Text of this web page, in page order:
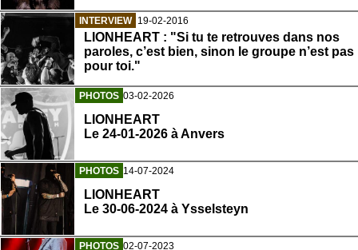
INTERVIEW 19-02-2016
LIONHEART : "Si tu te retrouves dans nos
paroles, c’est bien, sinon le groupe n’est pas
pour toi."
PHOTOS 03-02-2026
LIONHEART
Le 24-01-2026 à Anvers
PHOTOS 14-07-2024
LIONHEART
Le 30-06-2024 à Ysselsteyn
PHOTOS 02-07-2023